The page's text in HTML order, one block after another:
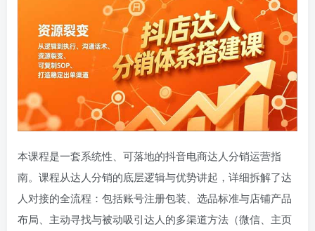
本课程是一套系统性、可落地的抖音电商达人分销运营指
南。课程从达人分销的底层逻辑与优势讲起，详细拆解了达
人对接的全流程：包括账号注册包装、选品标准与店铺产品
布局、主动寻找与被动吸引达人的多渠道方法（微信、主页